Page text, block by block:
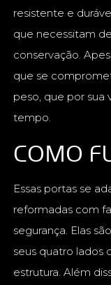
resistente e
que necessitam
conservação.
que se
peso, que por sua
tempo.
COMO
Essas portas se
reformadas com
segurança. Elas
seus quatro lados
estrutura. Além